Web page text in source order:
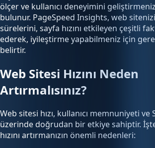
ölçer ve kullanıcı deneyimini
bulunur. PageSpeed Insights, web
sürelerini, sayfa hızını etkileyen çeşitli
ederek, iyileştirme yapabilmeniz için
belirtir.
Web Sitesi Hızını Neden
Artırmalısınız?
Web sitesi hızı, kullanıcı memnuniyeti ve
üzerinde doğrudan bir etkiye sahiptir.
hızını artırmanızın önemli nedenleri: